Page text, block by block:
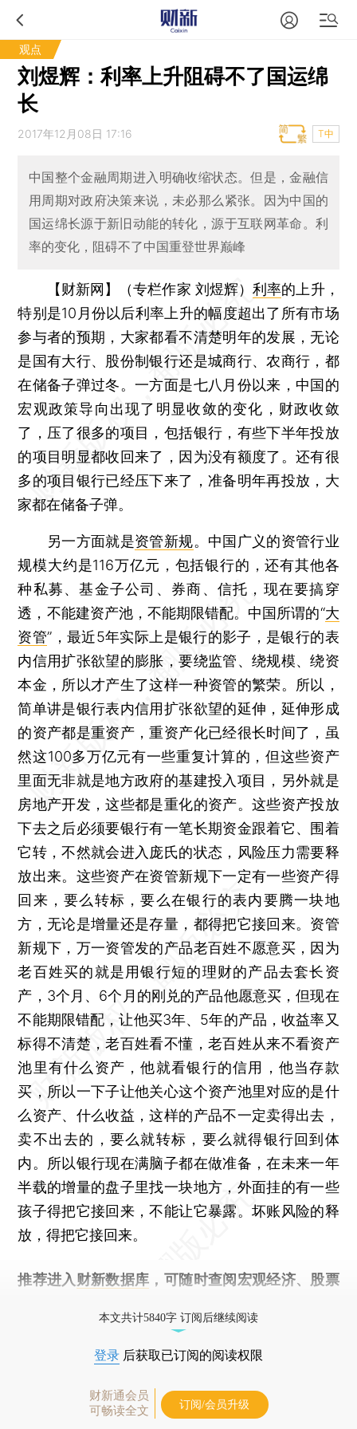
观点
刘煜辉：利率上升阻碍不了国运绵
长
2017年12月08日 17:16 T中
中国整个金融周期进入明确收缩状态。但是，金融信
用周期对政府决策来说，未必那么紧张。因为中国的
国运绵长源于新旧动能的转化，源于互联网革命。利
率的变化，阻碍不了中国重登世界巅峰
【财新网】（专栏作家 刘煜辉）利率的上升，
特别是10月份以后利率上升的幅度超出了所有市场
参与者的预期，大家都看不清楚明年的发展，无论
是国有大行、股份制银行还是城商行、农商行，都
在储备子弹过冬。一方面是七八月份以来，中国的
宏观政策导向出现了明显收敛的变化，财政收敛
了，压了很多的项目，包括银行，有些下半年投放
的项目明显都收回来了，因为没有额度了。还有很
多的项目银行已经压下来了，准备明年再投放，大
家都在储备子弹。
另一方面就是资管新规。中国广义的资管行业
规模大约是116万亿元，包括银行的，还有其他各
种私募、基金子公司、券商、信托，现在要搞穿
透，不能建资产池，不能期限错配。中国所谓的“大
资管”，最近5年实际上是银行的影子，是银行的表
内信用扩张欲望的膨胀，要绕监管、绕规模、绕资
本金，所以才产生了这样一种资管的繁荣。所以，
简单讲是银行表内信用扩张欲望的延伸，延伸形成
的资产都是重资产，重资产化已经很长时间了，虽
然这100多万亿元有一些重复计算的，但这些资产
里面无非就是地方政府的基建投入项目，另外就是
房地产开发，这些都是重化的资产。这些资产投放
下去之后必须要银行有一笔长期资金跟着它、围着
它转，不然就会进入庞氏的状态，风险压力需要释
放出来。这些资产在资管新规下一定有一些资产得
回来，要么转标，要么在银行的表内要腾一块地
方，无论是增量还是存量，都得把它接回来。资管
新规下，万一资管发的产品老百姓不愿意买，因为
老百姓买的就是用银行短的理财的产品去套长资
产，3个月、6个月的刚兑的产品他愿意买，但现在
不能期限错配，让他买3年、5年的产品，收益率又
标得不清楚，老百姓看不懂，老百姓从来不看资产
池里有什么资产，他就看银行的信用，他当存款
买，所以一下子让他关心这个资产池里对应的是什
么资产、什么收益，这样的产品不一定卖得出去，
卖不出去的，要么就转标，要么就得银行回到体
内。所以银行现在满脑子都在做准备，在未来一年
半载的增量的盘子里找一块地方，外面挂的有一些
孩子得把它接回来，不能让它暴露。坏账风险的释
放，得把它接回来。
推荐进入 财新数据库 ，可随时查阅宏观经济、股票
本文共计5840字 订阅后继续阅读
登录 后获取已订阅的阅读权限
财新通会员
可畅读全文
订阅/会员升级